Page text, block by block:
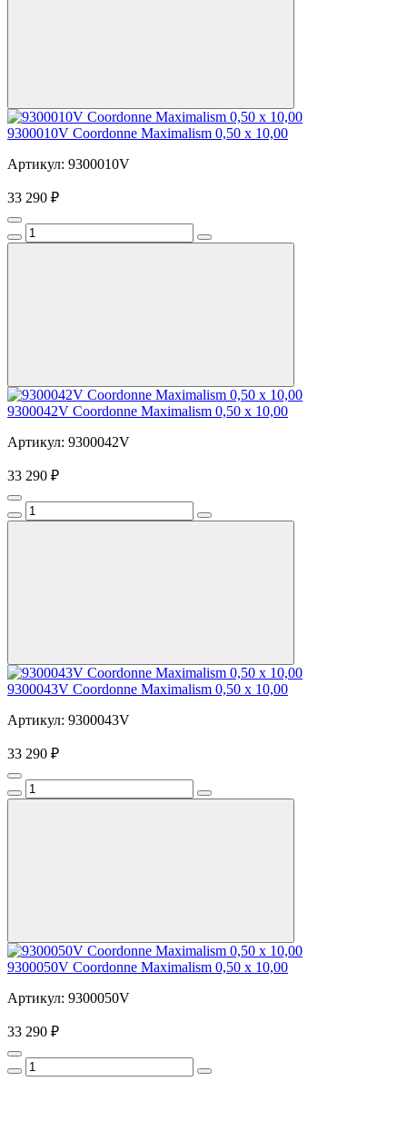
9300010V Coordonne Maximalism 0,50 х 10,00
Артикул: 9300010V
33 290 ₽
9300042V Coordonne Maximalism 0,50 х 10,00
Артикул: 9300042V
33 290 ₽
9300043V Coordonne Maximalism 0,50 х 10,00
Артикул: 9300043V
33 290 ₽
9300050V Coordonne Maximalism 0,50 х 10,00
Артикул: 9300050V
33 290 ₽